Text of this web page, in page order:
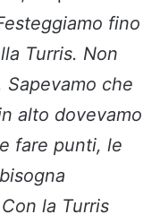
fino
Turris. Non
che
alto dovevamo
fare punti, le
la Turris